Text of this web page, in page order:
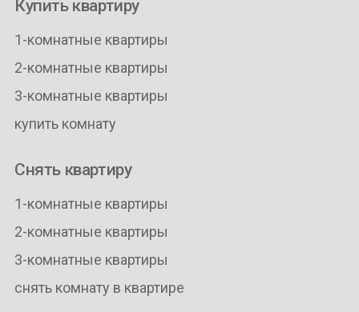
Купить квартиру
1-комнатные квартиры
2-комнатные квартиры
3-комнатные квартиры
купить комнату
Снять квартиру
1-комнатные квартиры
2-комнатные квартиры
3-комнатные квартиры
снять комнату в квартире